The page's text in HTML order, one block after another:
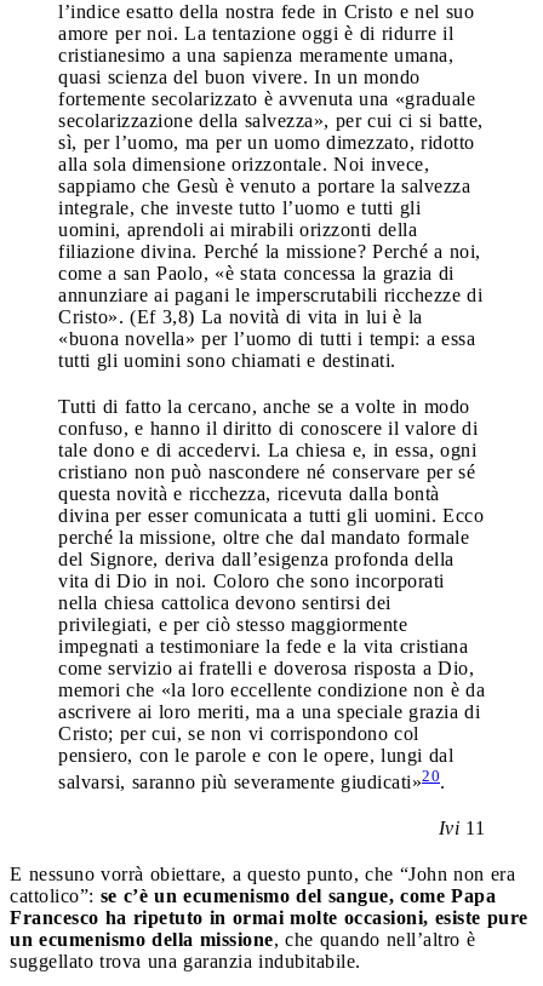
l’indice esatto della nostra fede in Cristo e nel suo
amore per noi. La tentazione oggi è di ridurre il
cristianesimo a una sapienza meramente umana,
quasi scienza del buon vivere. In un mondo
fortemente secolarizzato è avvenuta una «graduale
secolarizzazione della salvezza», per cui ci si batte,
sì, per l’uomo, ma per un uomo dimezzato, ridotto
alla sola dimensione orizzontale. Noi invece,
sappiamo che Gesù è venuto a portare la salvezza
integrale, che investe tutto l’uomo e tutti gli
uomini, aprendoli ai mirabili orizzonti della
filiazione divina. Perché la missione? Perché a noi,
come a san Paolo, «è stata concessa la grazia di
annunziare ai pagani le imperscrutabili ricchezze di
Cristo». (Ef 3,8) La novità di vita in lui è la
«buona novella» per l’uomo di tutti i tempi: a essa
tutti gli uomini sono chiamati e destinati.
Tutti di fatto la cercano, anche se a volte in modo
confuso, e hanno il diritto di conoscere il valore di
tale dono e di accedervi. La chiesa e, in essa, ogni
cristiano non può nascondere né conservare per sé
questa novità e ricchezza, ricevuta dalla bontà
divina per esser comunicata a tutti gli uomini. Ecco
perché la missione, oltre che dal mandato formale
del Signore, deriva dall’esigenza profonda della
vita di Dio in noi. Coloro che sono incorporati
nella chiesa cattolica devono sentirsi dei
privilegiati, e per ciò stesso maggiormente
impegnati a testimoniare la fede e la vita cristiana
come servizio ai fratelli e doverosa risposta a Dio,
memori che «la loro eccellente condizione non è da
ascrivere ai loro meriti, ma a una speciale grazia di
Cristo; per cui, se non vi corrispondono col
pensiero, con le parole e con le opere, lungi dal
salvarsi, saranno più severamente giudicati»20.
Ivi 11
E nessuno vorrà obiettare, a questo punto, che “John non era
cattolico”: se c’è un ecumenismo del sangue, come Papa
Francesco ha ripetuto in ormai molte occasioni, esiste pure
un ecumenismo della missione, che quando nell’altro è
suggellato trova una garanzia indubitabile.